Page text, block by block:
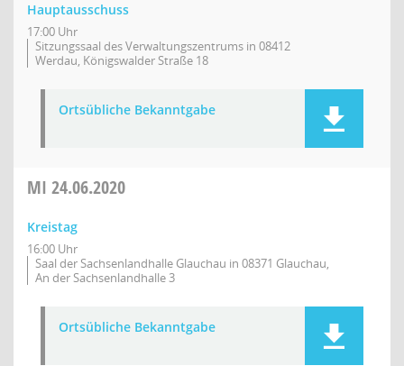
Hauptausschuss
17:00 Uhr
Sitzungssaal des Verwaltungszentrums in 08412
Werdau, Königswalder Straße 18
Ortsübliche Bekanntgabe
MI 24.06.2020
Kreistag
16:00 Uhr
Saal der Sachsenlandhalle Glauchau in 08371 Glauchau,
An der Sachsenlandhalle 3
Ortsübliche Bekanntgabe